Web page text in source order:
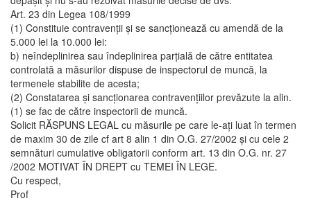
Art. 23 din Legea 108/1999
(1) Constituie contravenţii şi se sancţionează cu amendă de la
5.000 lei la 10.000 lei:
b) neîndeplinirea sau îndeplinirea parţială de către entitatea
controlată a măsurilor dispuse de inspectorul de muncă, la
termenele stabilite de acesta;
(2) Constatarea şi sancţionarea contravenţiilor prevăzute la alin.
(1) se fac de către inspectorii de muncă.
Solicit RĂSPUNS LEGAL cu măsurile pe care le-ați luat în termen
de maxim 30 de zile cf art 8 alin 1 din O.G. 27/2002 şi cu cele 2
semnături cumulative obligatorii conform art. 13 din O.G. nr. 27
/2002 MOTIVAT ÎN DREPT cu TEMEI ÎN LEGE.
Cu respect,
Prof